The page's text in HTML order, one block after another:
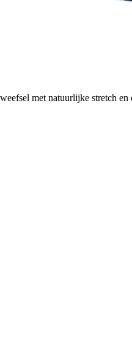
met natuurlijke stretch